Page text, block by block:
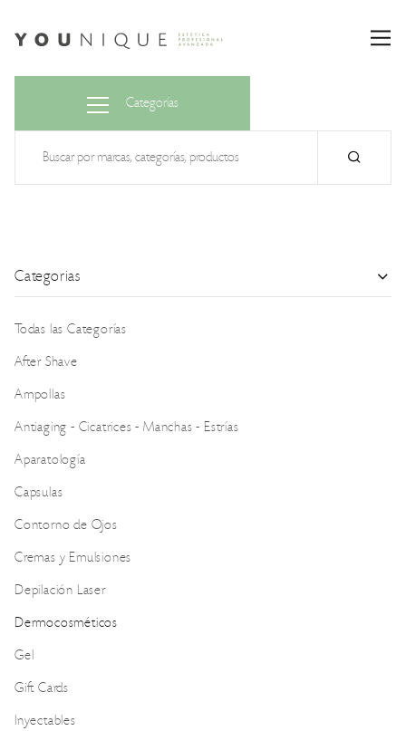
Categorías
Categorias
Todas las Categorías
After Shave
Ampollas
Antiaging - Cicatrices - Manchas - Estrías
Aparatología
Capsulas
Contorno de Ojos
Cremas y Emulsiones
Depilación Laser
Dermocosméticos
Gel
Gift Cards
Inyectables